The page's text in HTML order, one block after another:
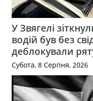
У Звягелі
водій був без
деблокували
Субота, 8 Серпня, 2026